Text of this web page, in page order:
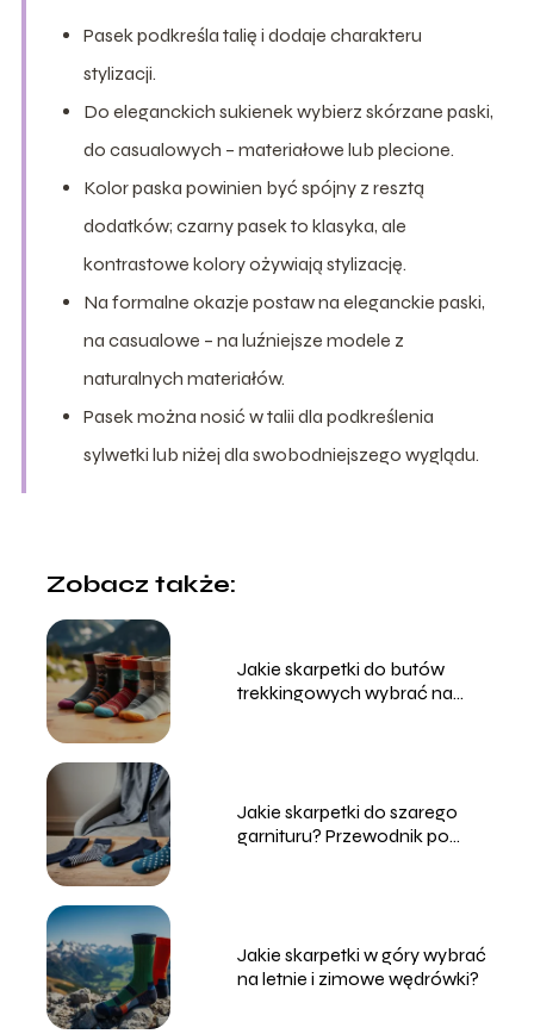
Pasek podkreśla talię i dodaje charakteru
stylizacji.
Do eleganckich sukienek wybierz skórzane paski,
do casualowych – materiałowe lub plecione.
Kolor paska powinien być spójny z resztą
dodatków; czarny pasek to klasyka, ale
kontrastowe kolory ożywiają stylizację.
Na formalne okazje postaw na eleganckie paski,
na casualowe – na luźniejsze modele z
naturalnych materiałów.
Pasek można nosić w talii dla podkreślenia
sylwetki lub niżej dla swobodniejszego wyglądu.
Zobacz także:
Jakie skarpetki do butów
trekkingowych wybrać na
Jakie skarpetki do szarego
garnituru? Przewodnik po
Jakie skarpetki w góry wybrać
na letnie i zimowe wędrówki?